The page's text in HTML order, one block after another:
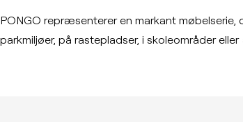
PONGO repræsenterer en markant
parkmiljøer, på rastepladser, i skoleområder